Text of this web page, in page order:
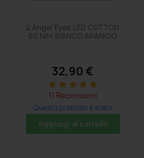
2 Angel Eyes LED COTTON
60 MM BIANCO ARANCIO
32,90 €
star star star star star
11 Recensioni
Questo prodotto è stato
acquistato: 41 volte
Aggiungi al carrello